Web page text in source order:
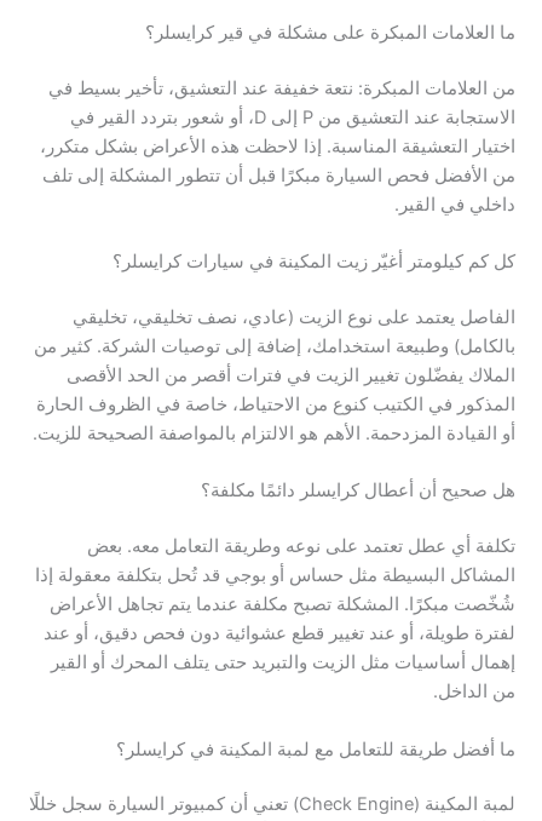
ما العلامات المبكرة على مشكلة في قير كرايسلر؟
من العلامات المبكرة: نتعة خفيفة عند التعشيق، تأخير بسيط في
الاستجابة عند التعشيق من P إلى D، أو شعور بتردد القير في
اختيار التعشيقة المناسبة. إذا لاحظت هذه الأعراض بشكل متكرر،
من الأفضل فحص السيارة مبكرًا قبل أن تتطور المشكلة إلى تلف
داخلي في القير.
كل كم كيلومتر أغيّر زيت المكينة في سيارات كرايسلر؟
الفاصل يعتمد على نوع الزيت (عادي، نصف تخليقي، تخليقي
بالكامل) وطبيعة استخدامك، إضافة إلى توصيات الشركة. كثير من
الملاك يفضّلون تغيير الزيت في فترات أقصر من الحد الأقصى
المذكور في الكتيب كنوع من الاحتياط، خاصة في الظروف الحارة
أو القيادة المزدحمة. الأهم هو الالتزام بالمواصفة الصحيحة للزيت.
هل صحيح أن أعطال كرايسلر دائمًا مكلفة؟
تكلفة أي عطل تعتمد على نوعه وطريقة التعامل معه. بعض
المشاكل البسيطة مثل حساس أو بوجي قد تُحل بتكلفة معقولة إذا
شُخّصت مبكرًا. المشكلة تصبح مكلفة عندما يتم تجاهل الأعراض
لفترة طويلة، أو عند تغيير قطع عشوائية دون فحص دقيق، أو عند
إهمال أساسيات مثل الزيت والتبريد حتى يتلف المحرك أو القير
من الداخل.
ما أفضل طريقة للتعامل مع لمبة المكينة في كرايسلر؟
لمبة المكينة (Check Engine) تعني أن كمبيوتر السيارة سجل خللًا